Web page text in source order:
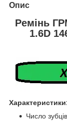
Опис
Ремінь
1.6D
Число